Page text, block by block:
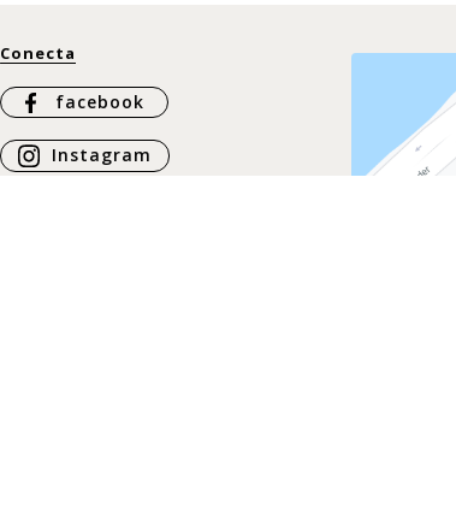
Conecta
facebook
Instagram